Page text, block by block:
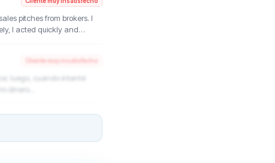
pitches from brokers. I
I acted quickly and
Cliente muy insatisfecho
luego, cuando intenté
dinero...